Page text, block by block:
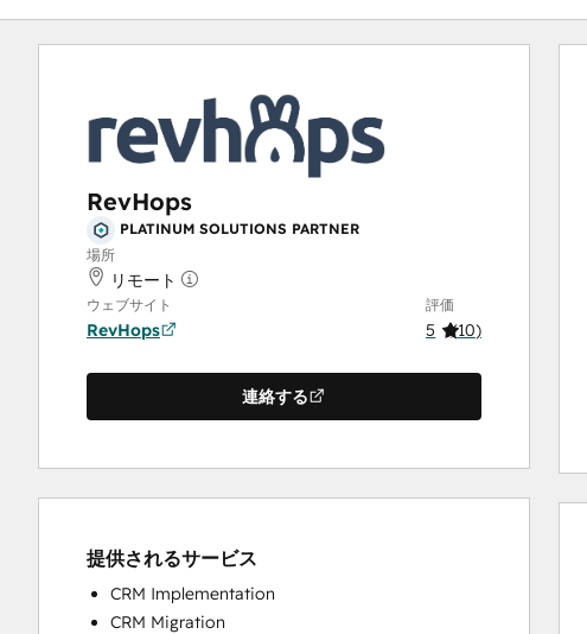
RevHops
PLATINUM SOLUTIONS PARTNER
場所
リモート
ウェブサイト
RevHops
評価
5 (10)
連絡する
提供されるサービス
CRM Implementation
CRM Migration